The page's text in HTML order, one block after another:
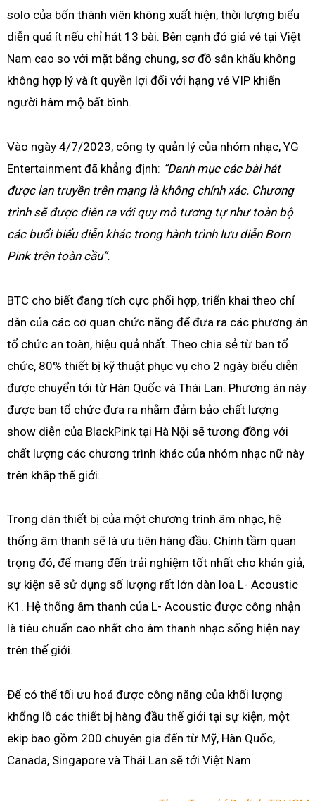
solo của bốn thành viên không xuất hiện, thời lượng biểu
diễn quá ít nếu chỉ hát 13 bài. Bên cạnh đó giá vé tại Việt
Nam cao so với mặt bằng chung, sơ đồ sân khấu không
không hợp lý và ít quyền lợi đối với hạng vé VIP khiến
người hâm mộ bất bình.
Vào ngày 4/7/2023, công ty quản lý của nhóm nhạc, YG
Entertainment đã khẳng định: “Danh mục các bài hát
được lan truyền trên mạng là không chính xác. Chương
trình sẽ được diễn ra với quy mô tương tự như toàn bộ
các buổi biểu diễn khác trong hành trình lưu diễn Born
Pink trên toàn cầu”.
BTC cho biết đang tích cực phối hợp, triển khai theo chỉ
dẫn của các cơ quan chức năng để đưa ra các phương án
tổ chức an toàn, hiệu quả nhất. Theo chia sẻ từ ban tổ
chức, 80% thiết bị kỹ thuật phục vụ cho 2 ngày biểu diễn
được chuyển tới từ Hàn Quốc và Thái Lan. Phương án này
được ban tổ chức đưa ra nhằm đảm bảo chất lượng
show diễn của BlackPink tại Hà Nội sẽ tương đồng với
chất lượng các chương trình khác của nhóm nhạc nữ này
trên khắp thế giới.
Trong dàn thiết bị của một chương trình âm nhạc, hệ
thống âm thanh sẽ là ưu tiên hàng đầu. Chính tầm quan
trọng đó, để mang đến trải nghiệm tốt nhất cho khán giả,
sự kiện sẽ sử dụng số lượng rất lớn dàn loa L- Acoustic
K1. Hệ thống âm thanh của L- Acoustic được công nhận
là tiêu chuẩn cao nhất cho âm thanh nhạc sống hiện nay
trên thế giới.
Để có thể tối ưu hoá được công năng của khối lượng
khổng lồ các thiết bị hàng đầu thế giới tại sự kiện, một
ekip bao gồm 200 chuyên gia đến từ Mỹ, Hàn Quốc,
Canada, Singapore và Thái Lan sẽ tới Việt Nam.